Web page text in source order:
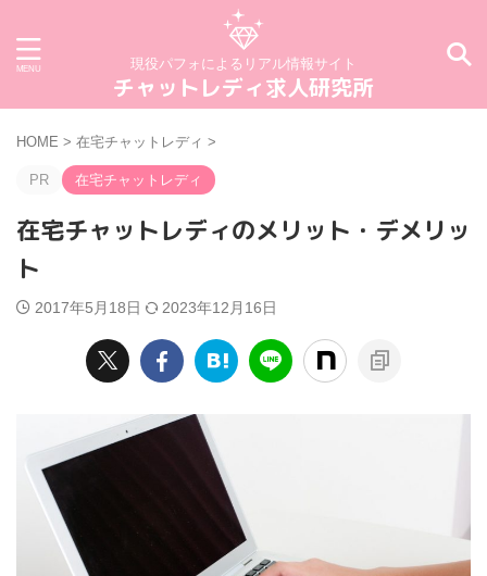
現役パフォによるリアル情報サイト
チャットレディ求人研究所
HOME > 在宅チャットレディ >
PR 在宅チャットレディ
在宅チャットレディのメリット・デメリッ
ト
2017年5月18日 2023年12月16日